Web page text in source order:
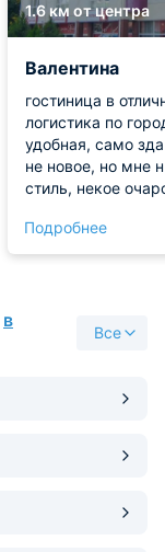
1.6 км от центра
Валентина
гостиница в
логистика по
удобная, само
не новое, но мне
стиль, некое
номер, вежливый
смотря на
Подробнее
в
Все